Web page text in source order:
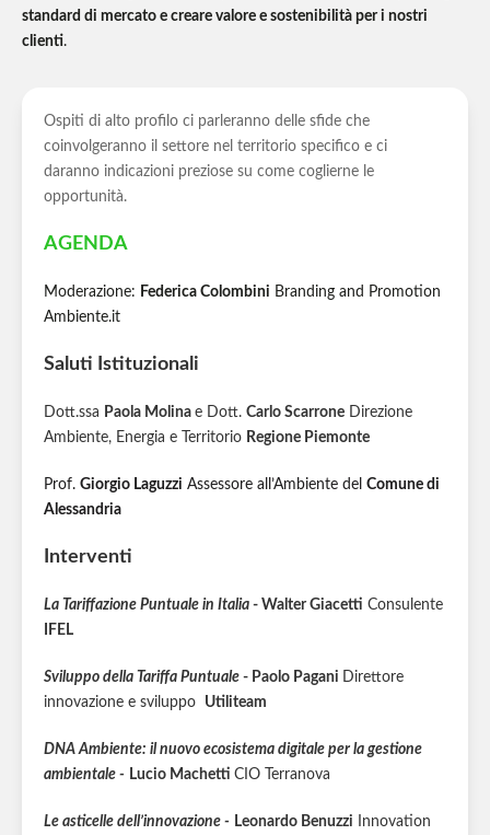
standard di mercato e creare valore e sostenibilità per i nostri
clienti.
Ospiti di alto profilo ci parleranno delle sfide che
coinvolgeranno il settore nel territorio specifico e ci
daranno indicazioni preziose su come coglierne le
opportunità.
AGENDA
Moderazione: Federica Colombini Branding and Promotion
Ambiente.it
Saluti Istituzionali
Dott.ssa Paola Molina e Dott. Carlo Scarrone Direzione
Ambiente, Energia e Territorio Regione Piemonte
Prof. Giorgio Laguzzi Assessore all’Ambiente del Comune di
Alessandria
Interventi
La Tariffazione Puntuale in Italia - Walter Giacetti Consulente
IFEL
Sviluppo della Tariffa Puntuale - Paolo Pagani Direttore
innovazione e sviluppo
Utiliteam
DNA Ambiente: il nuovo ecosistema digitale per la gestione
ambientale - Lucio Machetti CIO Terranova
Le asticelle dell’innovazione - Leonardo Benuzzi Innovation